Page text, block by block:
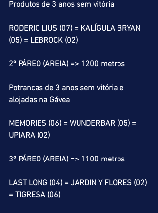
Produtos de 3 anos sem vitória
RODERIC LIUS (07) = KALÍGULA BRYAN
(05) = LEBROCK (02)
2º PÁREO (AREIA) => 1200 metros
Potrancas de 3 anos sem vitória e
alojadas na Gávea
MEMORIES (06) = WUNDERBAR (05) =
UPIARA (02)
3º PÁREO (AREIA) => 1100 metros
LAST LONG (04) = JARDIN Y FLORES (02)
= TIGRESA (06)